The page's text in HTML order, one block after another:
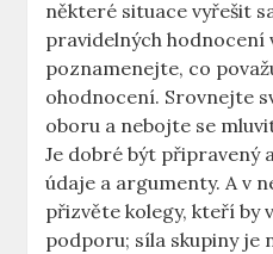
některé situace vyřešit
pravidelných hodnocení
poznamenejte, co
ohodnocení. Srovnejte
oboru a nebojte se
Je dobré být připravený
údaje a argumenty. A v
přizvěte kolegy, kteří by
podporu; síla skupiny je